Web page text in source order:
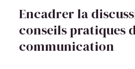
Encadrer la
conseils pratiques
communication